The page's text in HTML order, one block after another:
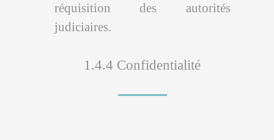
réquisition des autorités
judiciaires.
1.4.4 Confidentialité